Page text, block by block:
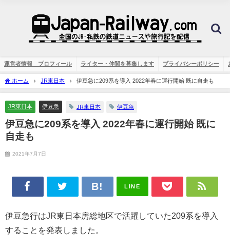
運営者情報 プロフィール ライター・仲間を募集します プライバシーポリシー
ホーム JR東日本 伊豆急に209系を導入 2022年春に運行開始 既に自走も
JR東日本 伊豆急 JR東日本 伊豆急
伊豆急に209系を導入 2022年春に運行開始 既に
自走も
2021年7月7日
LINE
伊豆急行はJR東日本房総地区で活躍していた209系を導入
することを発表しました。